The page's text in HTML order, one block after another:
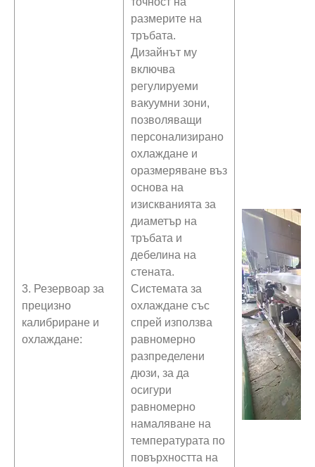
3. Резервоар за
прецизно
калибриране и
охлаждане:
размерите на
тръбата.
Дизайнът му
включва
регулируеми
вакуумни зони,
позволяващи
персонализирано
охлаждане и
оразмеряване въз
основа на
изискванията за
диаметър на
тръбата и
дебелина на
стената.
Системата за
охлаждане със
спрей използва
равномерно
разпределени
дюзи, за да
осигури
равномерно
намаляване на
температурата по
повърхността на